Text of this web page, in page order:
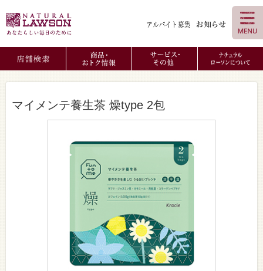
マイメンテ養生茶 燥type 2包